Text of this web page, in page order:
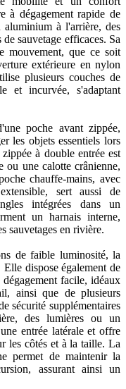
à dégagement rapide de
à l'arrière, des
sauvetage efficaces. Sa
mouvement, que ce soit
extérieure en nylon
plusieurs couches de
et incurvée, s'adaptant
poche avant zippée,
les objets essentiels lors
à double entrée est
ou une calotte crânienne,
chauffe-mains, avec
sert aussi de
intégrées dans un
un harnais interne,
sauvetages en rivière.
de faible luminosité, la
Elle dispose également de
facile, idéaux
ainsi que de plusieurs
sécurité supplémentaires
des lumières ou un
entrée latérale et offre
les côtés et à la taille. La
permet de maintenir la
assurant ainsi un